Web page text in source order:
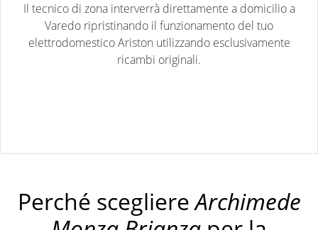
Il tecnico di zona interverrà direttamente a domicilio a
Varedo ripristinando il funzionamento del tuo
elettrodomestico Ariston utilizzando esclusivamente
ricambi originali.
Perché scegliereArchimede